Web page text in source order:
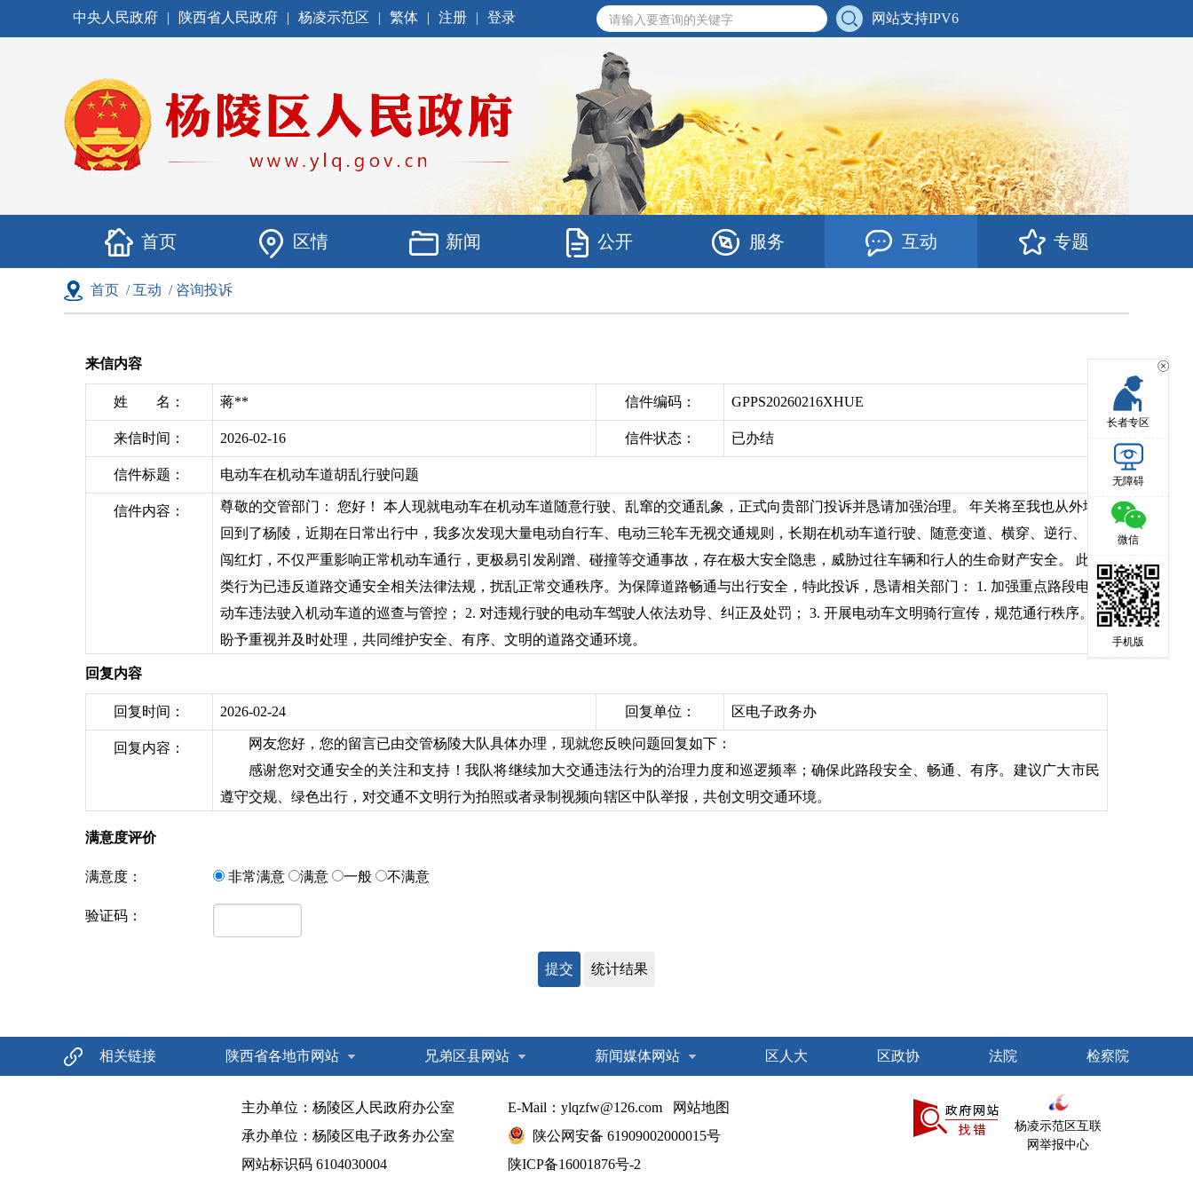
中央人民政府 | 陕西省人民政府 | 杨凌示范区 | 繁体 | 注册 | 登录 网站支持IPV6
首页 区情 新闻 公开 服务 互动 专题
首页 / 互动 / 咨询投诉
来信内容
姓 名： 蒋** 信件编码： GPPS20260216XHUE
来信时间： 2026-02-16 信件状态： 已办结
信件标题： 电动车在机动车道胡乱行驶问题
信件内容：
尊敬的交管部门： 您好！ 本人现就电动车在机动车道随意行驶、乱窜的交通乱象，正式向贵部门投诉并恳请加强治理。 年关将至我也从外地
回到了杨陵，近期在日常出行中，我多次发现大量电动自行车、电动三轮车无视交通规则，长期在机动车道行驶、随意变道、横穿、逆行、
闯红灯，不仅严重影响正常机动车通行，更极易引发剐蹭、碰撞等交通事故，存在极大安全隐患，威胁过往车辆和行人的生命财产安全。 此
类行为已违反道路交通安全相关法律法规，扰乱正常交通秩序。为保障道路畅通与出行安全，特此投诉，恳请相关部门： 1. 加强重点路段电
动车违法驶入机动车道的巡查与管控； 2. 对违规行驶的电动车驾驶人依法劝导、纠正及处罚； 3. 开展电动车文明骑行宣传，规范通行秩序。
盼予重视并及时处理，共同维护安全、有序、文明的道路交通环境。
回复内容
回复时间： 2026-02-24 回复单位： 区电子政务办
回复内容：
网友您好，您的留言已由交管杨陵大队具体办理，现就您反映问题回复如下：
感谢您对交通安全的关注和支持！我队将继续加大交通违法行为的治理力度和巡逻频率；确保此路段安全、畅通、有序。建议广大市民
遵守交规、绿色出行，对交通不文明行为拍照或者录制视频向辖区中队举报，共创文明交通环境。
满意度评价
满意度： 非常满意 满意 一般 不满意
验证码：
相关链接 陕西省各地市网站 兄弟区县网站 新闻媒体网站 区人大 区政协 法院 检察院
主办单位：杨陵区人民政府办公室
承办单位：杨陵区电子政务办公室
网站标识码 6104030004
E-Mail：ylqzfw@126.com
网站地图
陕公网安备 61909002000015号
陕ICP备16001876号-2
杨凌示范区互联
网举报中心
长者专区
无障碍
微信
手机版